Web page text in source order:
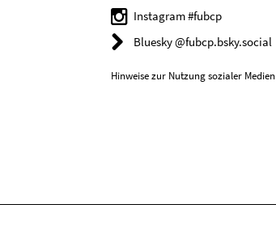
Instagram #fubcp
Bluesky @fubcp.bsky.social
Hinweise zur Nutzung sozialer Medien